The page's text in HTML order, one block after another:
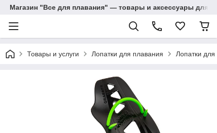
Магазин "Все для плавания" — товары и аксессуары для
Товары и услуги Лопатки для плавания Лопатки